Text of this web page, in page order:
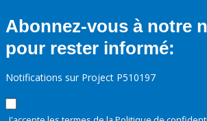
Abonnez-vous à notre
pour rester informé:
Notifications sur Project P510197